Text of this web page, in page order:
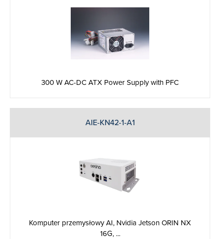
300 W AC-DC ATX Power Supply with PFC
AIE-KN42-1-A1
Komputer przemysłowy AI, Nvidia Jetson ORIN NX
16G, ...